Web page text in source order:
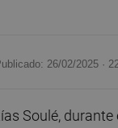
26/02/2025 ·
Soulé, durante